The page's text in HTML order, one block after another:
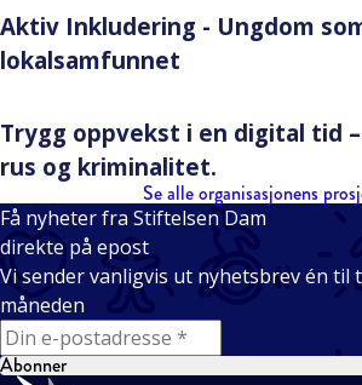
Aktiv Inkludering - Ungdom
lokalsamfunnet
Trygg oppvekst i en digital tid
rus og kriminalitet.
Se alle organisasjonens
Få nyheter fra Stiftelsen Dam
direkte på epost
Vi sender vanligvis ut nyhetsbrev én til
måneden
E-mail
Abonner